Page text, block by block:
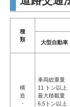
種
類
大型自動車
構
造
・
車両総重量
11 トン以上
最大積載量
6.5トン以上